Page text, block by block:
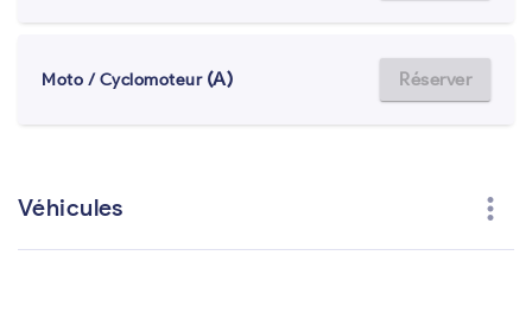
Moto / Cyclomoteur (A) Réserver
Véhicules more_vert